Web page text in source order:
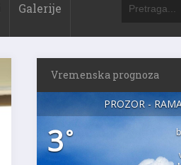
Galerije
Vremenska prognoza
PROZOR -
3°